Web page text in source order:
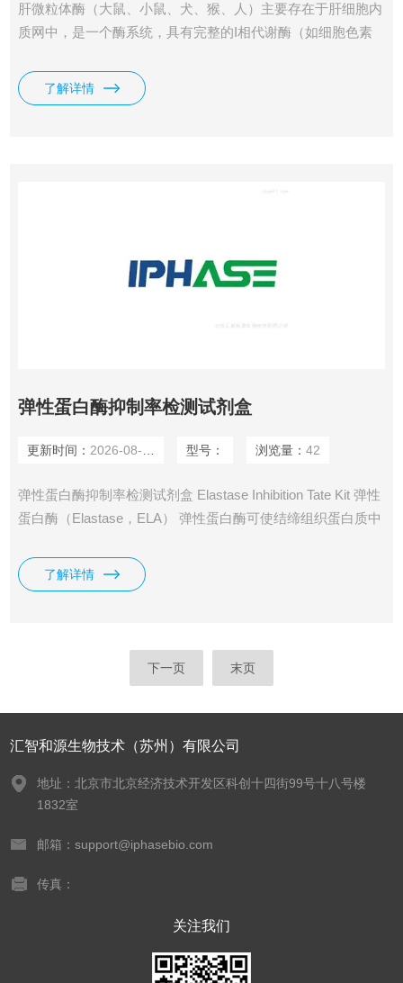
肝微粒体酶（大鼠、小鼠、犬、猴、人）主要存在于肝细胞内
质网中，是一个酶系统，具有完整的I相代谢酶（如细胞色素
MAO等），
了解详情
弹性蛋白酶抑制率检测试剂盒
更新时间： 2026-08-04 型号： 浏览量： 42
弹性蛋白酶抑制率检测试剂盒 Elastase Inhibition Tate Kit 弹性
蛋白酶（Elastase，ELA） 弹性蛋白酶可使结缔组织蛋白质中
用是温度25℃。弹性蛋白酶能将底物AAAPAN转化为对硝基本
胺，对硝基本胺在410 nm处具有最大的吸光度。
了解详情
下一页 末页
汇智和源生物技术（苏州）有限公司
地址：北京市北京经济技术开发区科创十四街99号十八号楼
1832室
邮箱：support@iphasebio.com
传真：
关注我们